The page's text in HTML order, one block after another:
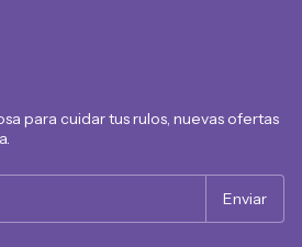
para cuidar tus rulos, nuevas ofertas